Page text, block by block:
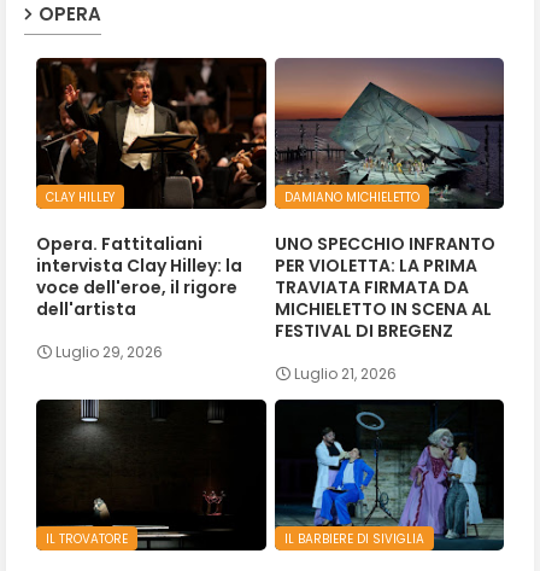
OPERA
CLAY HILLEY
Opera. Fattitaliani
intervista Clay Hilley: la
voce dell'eroe, il rigore
dell'artista
Luglio 29, 2026
DAMIANO MICHIELETTO
UNO SPECCHIO INFRANTO
PER VIOLETTA: LA PRIMA
TRAVIATA FIRMATA DA
MICHIELETTO IN SCENA AL
FESTIVAL DI BREGENZ
Luglio 21, 2026
IL TROVATORE IL BARBIERE DI SIVIGLIA